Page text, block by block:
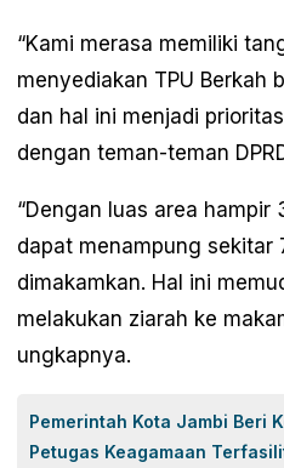
“Kami merasa memiliki
menyediakan TPU Berkah
dan hal ini menjadi
dengan teman-teman
“Dengan luas area hampir
dapat menampung sekitar
dimakamkan. Hal ini
melakukan ziarah ke
ungkapnya.
Pemerintah Kota Jambi Beri
Petugas Keagamaan